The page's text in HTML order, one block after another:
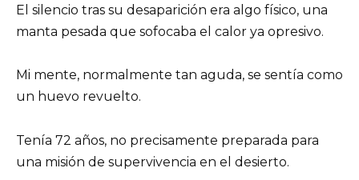
El silencio tras su desaparición era algo físico, una
manta pesada que sofocaba el calor ya opresivo.
Mi mente, normalmente tan aguda, se sentía como
un huevo revuelto.
Tenía 72 años, no precisamente preparada para
una misión de supervivencia en el desierto.